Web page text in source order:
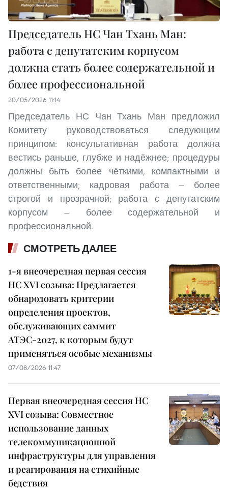
Председатель НС Чан Тхань Ман:
работа с депутатским корпусом
должна стать более содержательной и
более профессиональной
20/05/2026 11:14
Председатель НС Чан Тхань Ман предложил
Комитету руководствоваться следующим
принципом: консультативная работа должна
вестись раньше, глубже и надёжнее; процедуры
должны быть более чёткими, компактными и
ответственными; кадровая работа — более
строгой и прозрачной; работа с депутатским
корпусом — более содержательной и
профессиональной.
СМОТРЕТЬ ДАЛЕЕ
1-я внеочередная первая сессия
НС XVI созыва: Предлагается
обнародовать критерии
определения проектов,
обслуживающих саммит
АТЭС-2027, к которым будут
применяться особые механизмы
07/08/2026 11:47
Первая внеочередная сессия НС
XVI созыва: Совместное
использование данных
телекоммуникационной
инфраструктуры для управления
и реагирования на стихийные
бедствия